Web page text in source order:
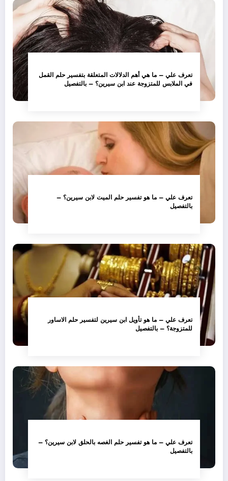
تعرف علي – ما هي أهم الدلالات المتعلقة بتفسير حلم القمل
في الملابس للمتزوجة عند ابن سيرين؟ – بالتفصيل
تعرف علي – ما هو تفسير حلم الميت لابن سيرين؟ –
بالتفصيل
تعرف علي – ما هو تأويل ابن سيرين لتفسير حلم الاساور
للمتزوجة؟ – بالتفصيل
تعرف علي – ما هو تفسير حلم الغصه بالحلق لابن سيرين؟ –
بالتفصيل